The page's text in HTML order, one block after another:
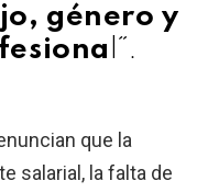
género y
l˝.
que la
salarial, la falta de